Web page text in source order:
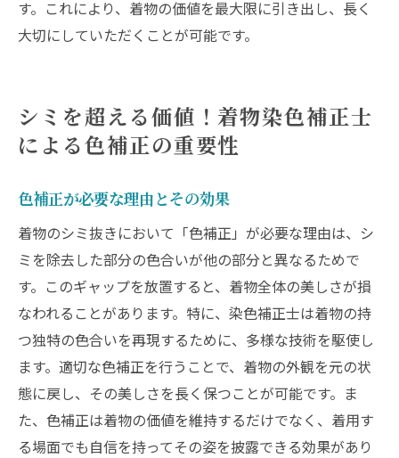
す。これにより、着物の価値を最大限に引き出し、長く
大切にしていただくことが可能です。
シミを超える価値！着物染色補正士
による色補正の重要性
色補正が必要な理由とその効果
着物のシミ抜きにおいて「色補正」が必要な理由は、シ
ミを除去した部分の色合いが他の部分と異なるためで
す。このギャップを放置すると、着物全体の美しさが損
なわれることがあります。特に、染色補正士は着物の持
つ独特の色合いを再現するために、多様な技術を駆使し
ます。適切な色補正を行うことで、着物の外観を元の状
態に戻し、その美しさを長く保つことが可能です。ま
た、色補正は着物の価値を維持するだけでなく、着用す
る場面でも自信を持ってその姿を披露できる効果があり